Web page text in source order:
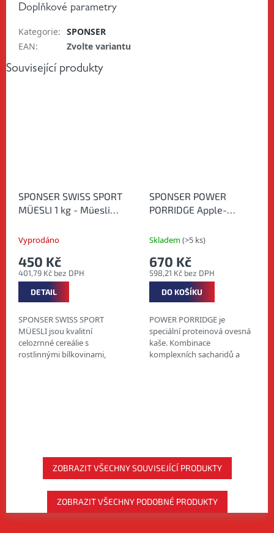
Doplňkové parametry
Kategorie: SPONSER
EAN: Zvolte variantu
Související produkty
SPONSER SWISS SPORT
MÜESLI 1 kg - Müesli
Vyprodáno
401,79 Kč bez DPH
450 Kč
DETAIL
SPONSER SWISS SPORT
MÜESLI jsou kvalitní
celozrnné cereálie s
rostlinnými bílkovinami,
SPONSER POWER
PORRIDGE Apple-
Energetická proteinová
Skladem(>5 ks)
598,21 Kč bez DPH
670 Kč
DO KOŠÍKU
POWER PORRIDGE je
speciální proteinová ovesná
kaše. Kombinace
komplexních sacharidů a
ZOBRAZIT VŠECHNY SOUVISEJÍCÍ PRODUKTY
ZOBRAZIT VŠECHNY PODOBNÉ PRODUKTY